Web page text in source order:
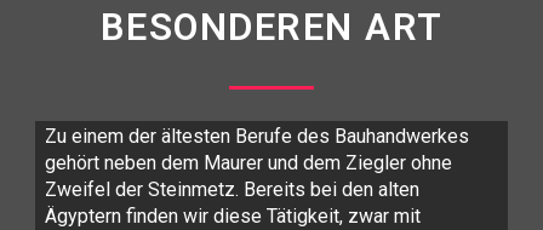
BESONDEREN ART
Zu einem der ältesten Berufe des Bauhandwerkes
gehört neben dem Maurer und dem Ziegler ohne
Zweifel der Steinmetz. Bereits bei den alten
Ägyptern finden wir diese Tätigkeit, zwar mit